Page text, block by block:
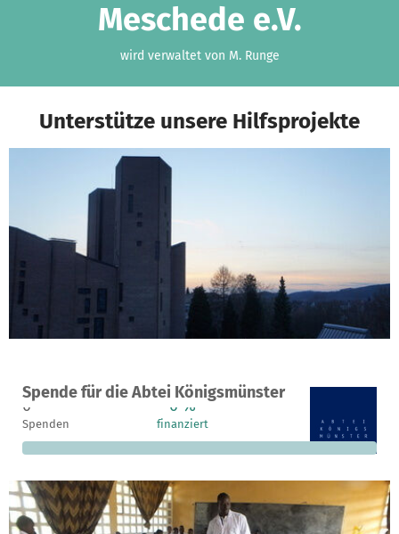
Meschede e.V.
wird verwaltet von M. Runge
Unterstütze unsere Hilfsprojekte
Spende für die Abtei Königsmünster
Ein Projekt in Meschede, Deutschland
0
Spenden
0 %
finanziert fehlen noch